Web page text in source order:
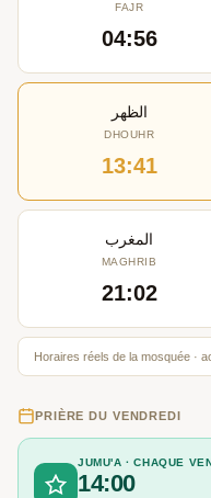
FAJR
04:56
الظهر
DHOUHR
13:41
المغرب
MAGHRIB
21:02
Horaires réels de la mosquée ·
PRIÈRE DU VENDREDI
JUMU'A · CHAQUE
14:00